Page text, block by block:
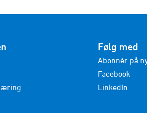
Følg med
Abonnér på
Facebook
LinkedIn